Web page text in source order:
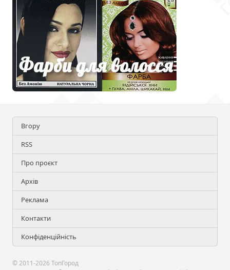
Вгору
RSS
Про проєкт
Архів
Реклама
Контакти
Конфіденційність
© 2011-2026 ТопГород